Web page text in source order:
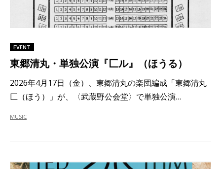
EVENT
東郷清丸・単独公演『匚ル』（ほうる）
2026年4月17日（金）、東郷清丸の楽団編成「東郷清丸
匚（ほう）」が、〈武蔵野公会堂〉で単独公演…
MUSIC